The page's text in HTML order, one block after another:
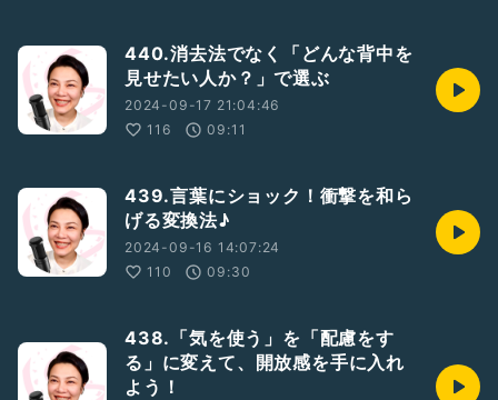
440.消去法でなく「どんな背中を
見せたい人か？」で選ぶ
2024-09-17 21:04:46
116
09:11
439.言葉にショック！衝撃を和ら
げる変換法♪
2024-09-16 14:07:24
110
09:30
438.「気を使う」を「配慮をす
る」に変えて、開放感を手に入れ
よう！